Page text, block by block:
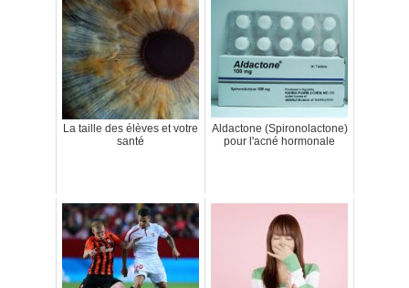
La taille des élèves et votre
santé
Aldactone (Spironolactone)
pour l'acné hormonale